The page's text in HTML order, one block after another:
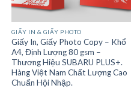
GIẤY IN & GIẤY PHOTO
Giấy In, Giấy Photo Copy – Khổ
A4, Định Lượng 80 gsm –
Thương Hiệu SUBARU PLUS+.
Hàng Việt Nam Chất Lượng Cao
Chuẩn Hội Nhập.